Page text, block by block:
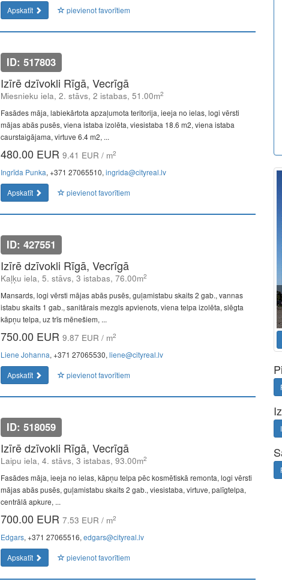
Apskatīt
pievienot favorītiem
ID: 517803
Izīrē dzīvokli Rīgā, Vecrīgā
Miesnieku iela, 2. stāvs, 2 istabas, 51.00m2
Fasādes māja, labiekārtota apzaļumota teritorija, ieeja no ielas, logi vērsti
mājas abās pusēs, viena istaba izolēta, viesistaba 18.6 m2, viena istaba
caurstaigājama, virtuve 6.4 m2, ...
480.00 EUR 9.41 EUR / m2
Ingrīda Punka, +371 27065510, ingrida@cityreal.lv
Apskatīt
pievienot favorītiem
ID: 427551
Izīrē dzīvokli Rīgā, Vecrīgā
Kaļķu iela, 5. stāvs, 3 istabas, 76.00m2
Mansards, logi vērsti mājas abās pusēs, guļamistabu skaits 2 gab., vannas
istabu skaits 1 gab., sanitārais mezgls apvienots, viena telpa izolēta, slēgta
kāpņu telpa, uz trīs mēnešiem, ...
750.00 EUR 9.87 EUR / m2
Liene Johanna, +371 27065530, liene@cityreal.lv
Apskatīt
pievienot favorītiem
ID: 518059
Izīrē dzīvokli Rīgā, Vecrīgā
Laipu iela, 4. stāvs, 3 istabas, 93.00m2
Fasādes māja, ieeja no ielas, kāpņu telpa pēc kosmētiskā remonta, logi vērsti
mājas abās pusēs, guļamistabu skaits 2 gab., viesistaba, virtuve, palīgtelpa,
centrālā apkure, ...
700.00 EUR 7.53 EUR / m2
Edgars, +371 27065516, edgars@cityreal.lv
Apskatīt
pievienot favorītiem